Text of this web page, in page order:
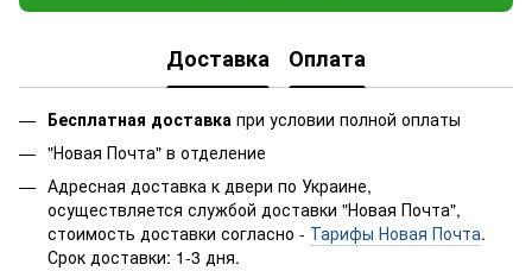
Доставка Оплата
Бесплатная доставка при условии полной оплаты
"Новая Почта" в отделение
Адресная доставка к двери по Украине,
осуществляется службой доставки "Новая Почта",
стоимость доставки согласно - Тарифы Новая Почта.
Срок доставки: 1-3 дня.